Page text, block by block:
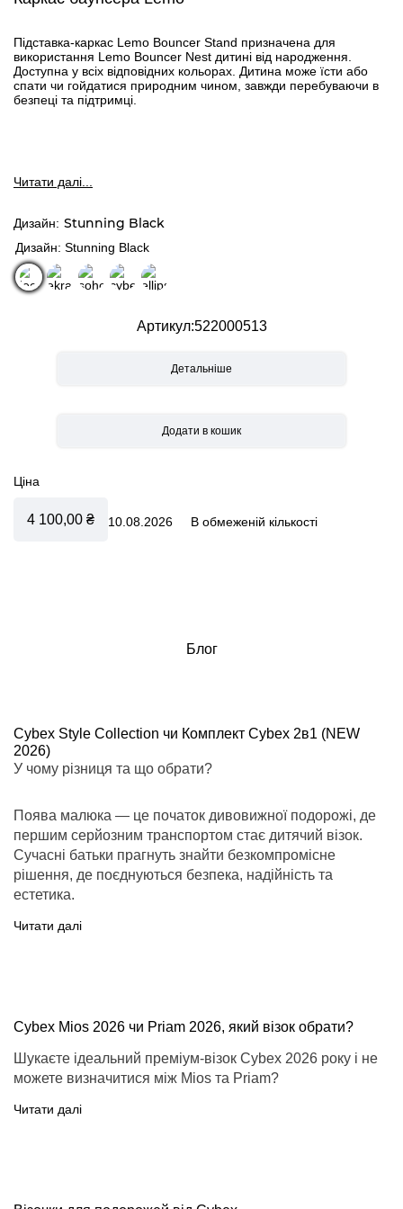
Підставка-каркас Lemo Bouncer Stand призначена для
використання Lemo Bouncer Nest дитині від народження.
Доступна у всіх відповідних кольорах. Дитина може їсти або
спати чи гойдатися природним чином, завжди перебуваючи в
безпеці та підтримці.
Читати далi...
Дизайн Stunning Black
Дизайн: Stunning Black
Артикул 522000513
Детальніше
Ціна
4 100,00 ₴ 10.08.2026 В обмеженій кількості
Блог
Cybex Style Collection чи Комплект Cybex 2в1 (NEW
2026)
У чому різниця та що обрати?
Поява малюка — це початок дивовижної подорожі, де
першим серйозним транспортом стає дитячий візок.
Сучасні батьки прагнуть знайти безкомпромісне
рішення, де поєднуються безпека, надійність та
естетика.
Читати далі
Cybex Mios 2026 чи Priam 2026, який візок обрати?
Шукаєте ідеальний преміум-візок Cybex 2026 року і не
можете визначитися між Mios та Priam?
Читати далі